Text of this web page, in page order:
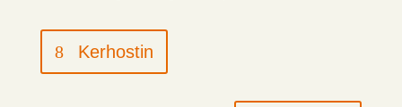
Kerhostin